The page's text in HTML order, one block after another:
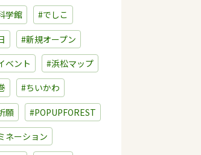
学館 #でしこ
#新規オープン
ベント #浜松マップ
#ちいかわ
願 #POPUPFOREST
ネーション